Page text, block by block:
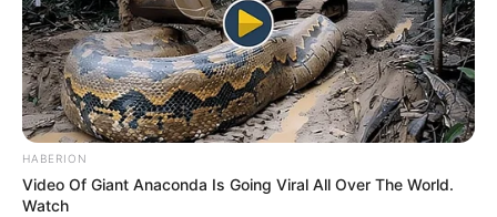
HABERION
Video Of Giant Anaconda Is Going Viral All Over The World.
Watch